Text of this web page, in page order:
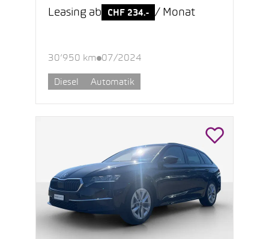
Leasing ab CHF 234.- / Monat
30’950 km 07/2024
Diesel Automatik